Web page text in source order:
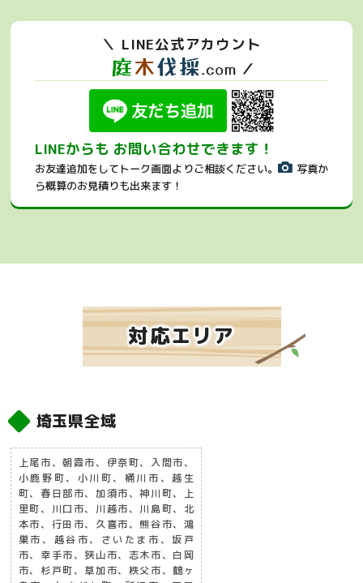
＼ LINE公式アカウント
／
LINEからも お問い合わせできます！
お友達追加をしてトーク画面よりご相談ください。
写真か
ら概算のお見積りも出来ます！
対応エリア
埼玉県全域
上尾市、朝霞市、伊奈町、入間市、
小鹿野町、小川町、桶川市、越生
町、春日部市、加須市、神川町、上
里町、川口市、川越市、川島町、北
本市、行田市、久喜市、熊谷市、鴻
巣市、越谷市、さいたま市、坂戸
市、幸手市、狭山市、志木市、白岡
市、杉戸町、草加市、秩父市、鶴ヶ